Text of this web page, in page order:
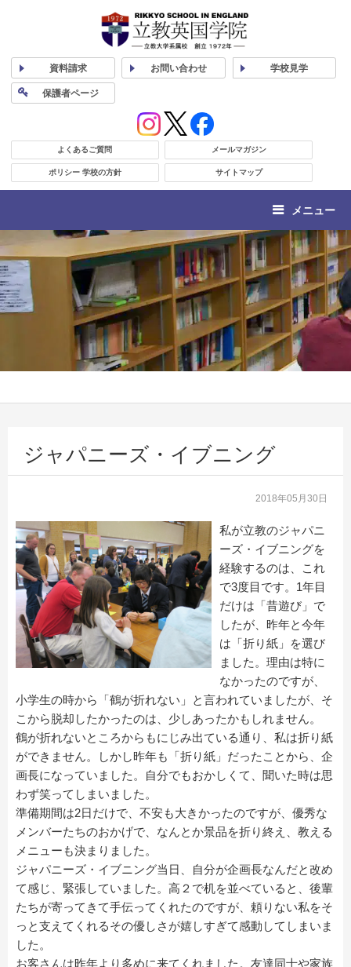
資料請求 お問い合わせ 学校見学
保護者ページ
よくあるご質問 メールマガジン
ポリシー 学校の方針 サイトマップ
メニュー
ジャパニーズ・イブニング
2018年05月30日
私が立教のジャパニ
ーズ・イブニングを
経験するのは、これ
で3度目です。1年目
だけは「昔遊び」で
したが、昨年と今年
は「折り紙」を選び
ました。理由は特に
なかったのですが、
小学生の時から「鶴が折れない」と言われていましたが、そ
こから脱却したかったのは、少しあったかもしれません。
鶴が折れないところからもにじみ出ている通り、私は折り紙
ができません。しかし昨年も「折り紙」だったことから、企
画長になっていました。自分でもおかしくて、聞いた時は思
わず笑ってしまいました。
準備期間は2日だけで、不安も大きかったのですが、優秀な
メンバーたちのおかげで、なんとか景品を折り終え、教える
メニューも決まりました。
ジャパニーズ・イブニング当日、自分が企画長なんだと改め
て感じ、緊張していました。高２で机を並べていると、後輩
たちが寄ってきて手伝ってくれたのですが、頼りない私をそ
っと支えてくれるその優しさが嬉しすぎて感動してしまいま
した。
お客さんは昨年より多めに来てくれました。友達同士や家族